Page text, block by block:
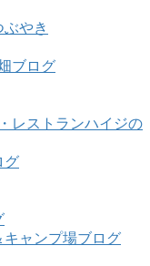
やき
ブログ
レストランハイジの
グ
ャンプ場ブログ